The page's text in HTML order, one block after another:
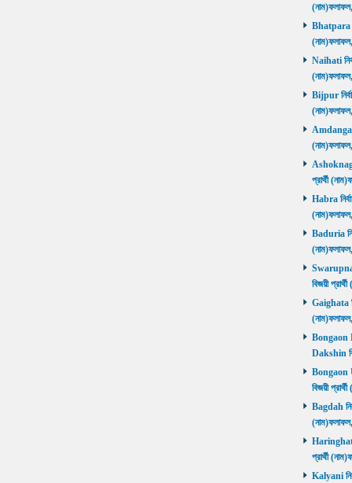
Bhatpara
Naihati
Bijpur
Amdanga
প্রার্থী
Habra
Baduria
বিজয়ী
Gaighata
Bongaon
Dakshin
Bongaon
বিজয়ী
Bagdah
Haringhata
প্রার্থী
Kalyani